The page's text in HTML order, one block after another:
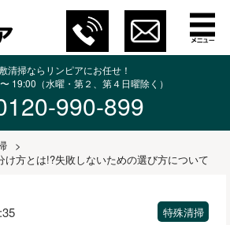
清掃ならリンピアにお任せ！
19:00（水曜・第２、第４日曜除く）
990-899
>
方とは!?失敗しないための選び方について
特殊清掃